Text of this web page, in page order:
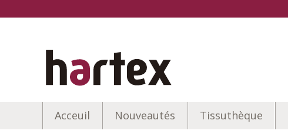
Acceuil Nouveautés Tissuthèque